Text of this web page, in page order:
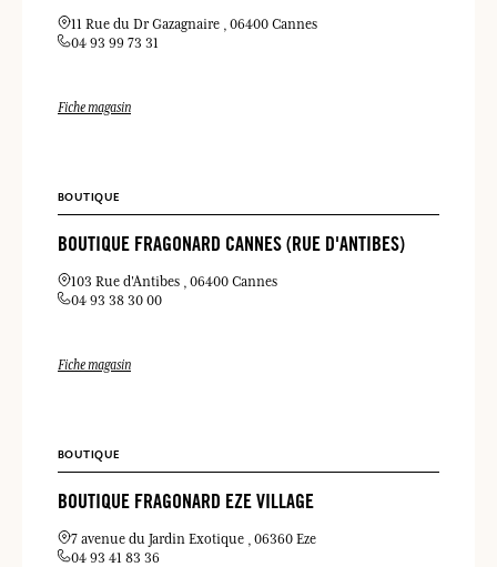
11 Rue du Dr Gazagnaire
06400 Cannes
04 93 99 73 31
Fiche magasin
BOUTIQUE
BOUTIQUE FRAGONARD CANNES (RUE D'ANTIBES)
103 Rue d'Antibes
06400 Cannes
04 93 38 30 00
Fiche magasin
BOUTIQUE
BOUTIQUE FRAGONARD EZE VILLAGE
7 avenue du Jardin Exotique
06360 Eze
04 93 41 83 36